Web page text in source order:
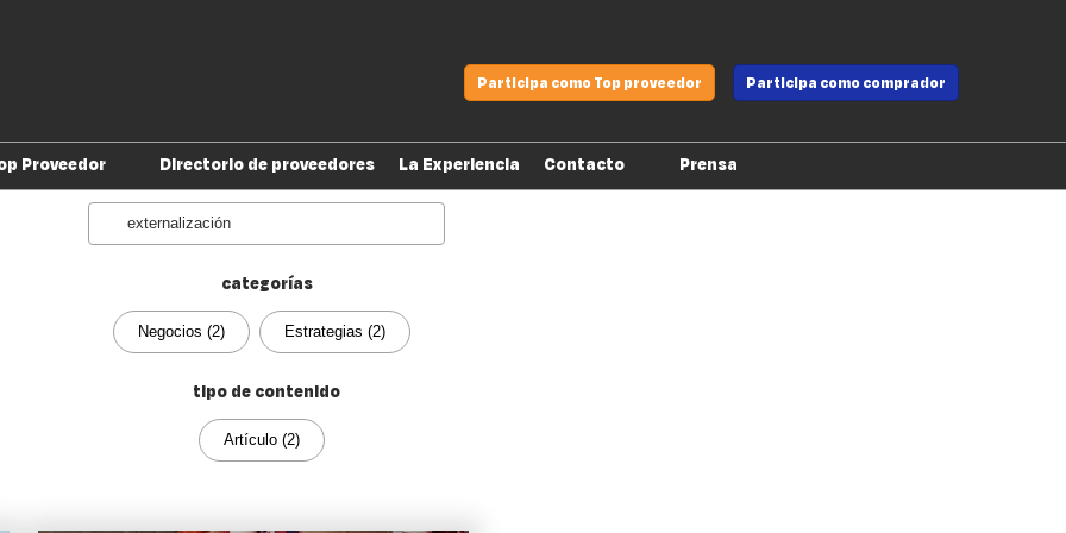
Participa como Top proveedor Participa como comprador
Proveedor
Quiero participar
Cuídate de fraudes
Ya soy Top Proveedor
Directorio de proveedores La Experiencia
Contacto
Prensa
categorías
Negocios (2) Estrategias (2)
tipo de contenido
Artículo (2)